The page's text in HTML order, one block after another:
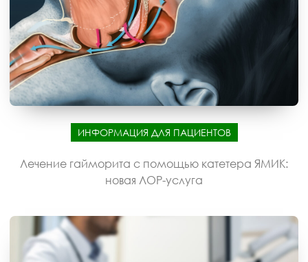
ИНФОРМАЦИЯ ДЛЯ ПАЦИЕНТОВ
Лечение гайморита с помощью катетера ЯМИК:
новая ЛОР-услуга